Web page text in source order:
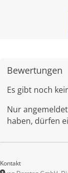
Bewertungen
Es gibt noch
Nur
haben, dürfen
Kontakt